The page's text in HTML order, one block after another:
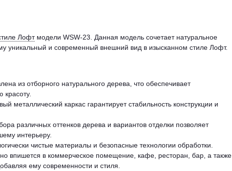
Лофтмодели WSW-23. Данная модель сочетает натуральное
уникальный и современный внешний вид в изысканном стиле Лофт.
из отборного натурального дерева, что обеспечивает
красоту.
металлический каркас гарантирует стабильность конструкции и
различных оттенков дерева и вариантов отделки позволяет
интерьеру.
чистые материалы и безопасные технологии обработки.
впишется в коммерческое помещение, кафе, ресторан, бар, а также
ему современности и стиля.